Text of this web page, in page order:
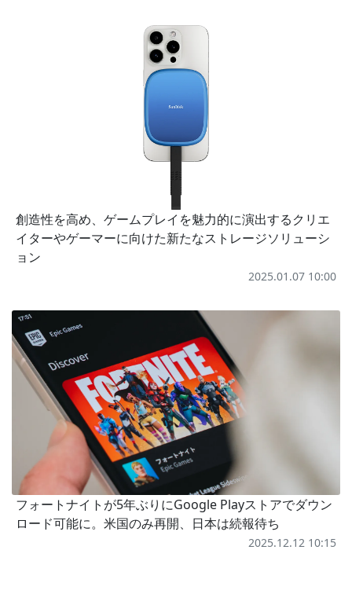
創造性を高め、ゲームプレイを魅力的に演出するクリエ
イターやゲーマーに向けた新たなストレージソリューシ
ョン
2025.01.07 10:00
フォートナイトが5年ぶりにGoogle Playストアでダウン
ロード可能に。米国のみ再開、日本は続報待ち
2025.12.12 10:15